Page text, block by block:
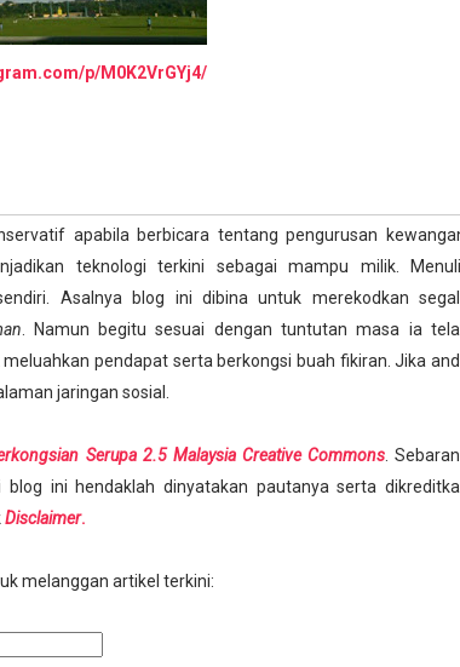
p/M0K2VrGYj4/
apabila berbicara tentang pengurusan
teknologi terkini sebagai mampu milik.
Asalnya blog ini dibina untuk merekodkan
. Namun begitu sesuai dengan tuntutan masa ia
pendapat serta berkongsi buah fikiran. Jika
jaringan sosial.
Serupa 2.5 Malaysia Creative Commons.
ini hendaklah dinyatakan pautanya serta
Disclaimer.
melanggan artikel terkini: